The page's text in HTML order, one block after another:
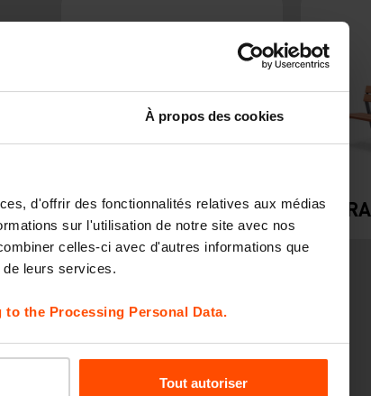
À propos des cookies
d'offrir des fonctionnalités relatives aux médias
sur l'utilisation de notre site avec nos
celles-ci avec d'autres informations que
leurs services.
to the Processing Personal Data.
Tout autoriser
LANDSCAPE VERA